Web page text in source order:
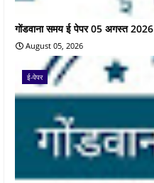
गोंडवाना समय ई पेपर 05 अगस्त 2026
August 05, 2026
ई-पेपर